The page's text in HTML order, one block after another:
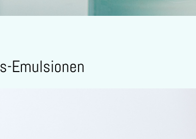
Emulsionen